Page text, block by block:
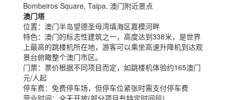
Bombeiros Square, Taipa, 澳门附近景点
澳门塔
位置： 澳门半岛望德圣母湾填海区嘉模河畔
特色： 澳门的标志性建筑之一，高度达到338米，是世界
上最高的跳楼机所在地，游客可以乘坐高速升降机到达观
景台俯瞰整个澳门市区。
门票： 票价根据不同项目而定，如跳楼机体验约165澳门
元/人起
停车费： 免费停车场，但停车位紧张时需支付停车费
营业时间： 全天开放(部分项目有特定时间段)